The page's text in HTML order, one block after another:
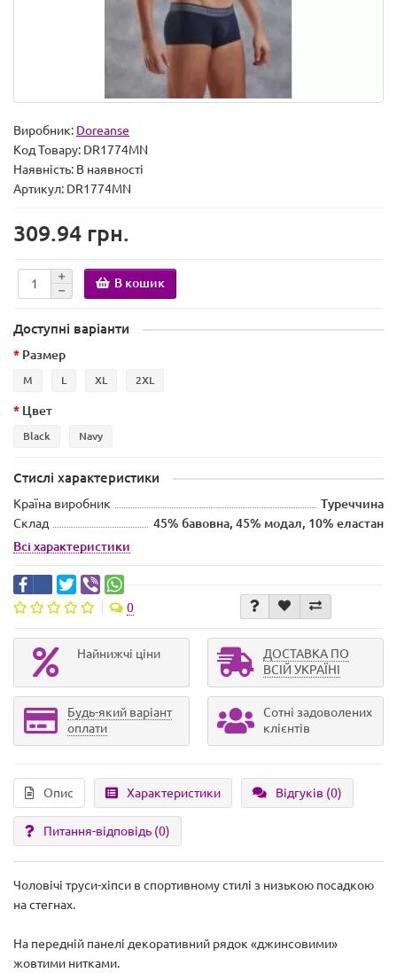
Виробник: Doreanse
Код Товару: DR1774MN
Наявність: В наявності
Артикул: DR1774MN
309.94 грн.
В кошик
Доступні варіанти
Размер
M L XL 2XL
Цвет
Black Navy
Стислі характеристики
Країна виробник
Туреччина
Склад
45% бавовна, 45% модал, 10% еластан
Всі характеристики
0
Найнижчі ціни
ДОСТАВКА ПО
ВСІЙ УКРАЇНІ
Будь-який варіант
оплати
Сотні задоволених
клієнтів
Опис Характеристики Відгуків (0)
Питання-відповідь (0)
Чоловічі труси-хіпси в спортивному стилі з низькою посадкою
на стегнах.
На передній панелі декоративний рядок «джинсовими»
жовтими нитками.